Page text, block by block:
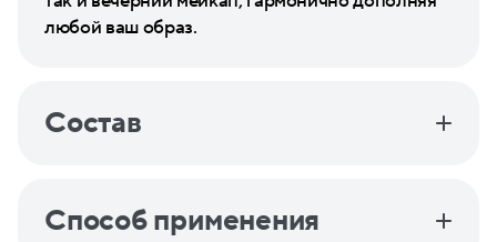
любой ваш образ.
Состав
Способ применения